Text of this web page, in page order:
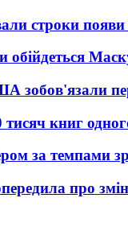
строки появи
обійдеться
зобов'язали
книг
за темпами
про